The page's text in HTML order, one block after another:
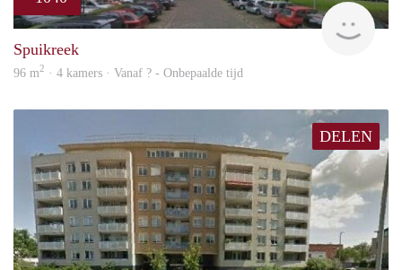
rent
Spuikreek
96 m2 · 4 kamers · Vanaf ? - Onbepaalde tijd
DELEN